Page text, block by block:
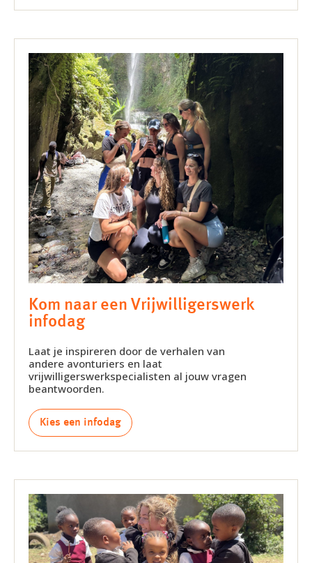
Kom naar een Vrijwilligerswerk
infodag
Laat je inspireren door de verhalen van
andere avonturiers en laat
vrijwilligerswerkspecialisten al jouw vragen
beantwoorden.
Kies een infodag